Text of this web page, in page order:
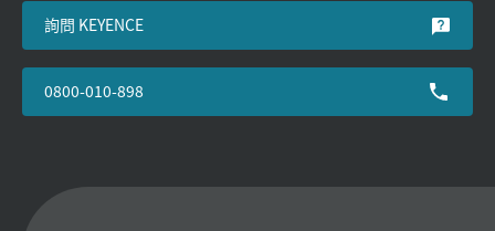
詢問 KEYENCE
0800-010-898